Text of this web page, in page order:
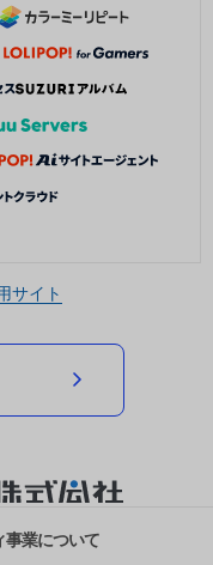
サイト
事業について